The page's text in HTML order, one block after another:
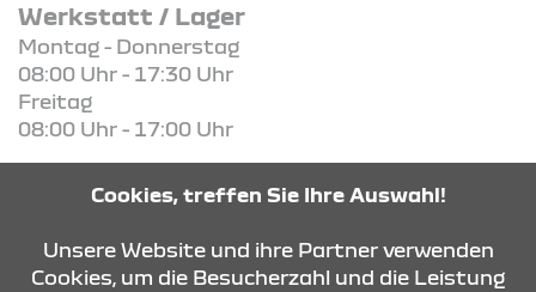
Werkstatt / Lager
Montag - Donnerstag
08:00 Uhr - 17:30 Uhr
Freitag
08:00 Uhr - 17:00 Uhr
KONTAKT & ANFAHRT
Cookies, treffen Sie Ihre Auswahl!
Unsere Website und ihre Partner verwenden
Cookies, um die Besucherzahl und die Leistung